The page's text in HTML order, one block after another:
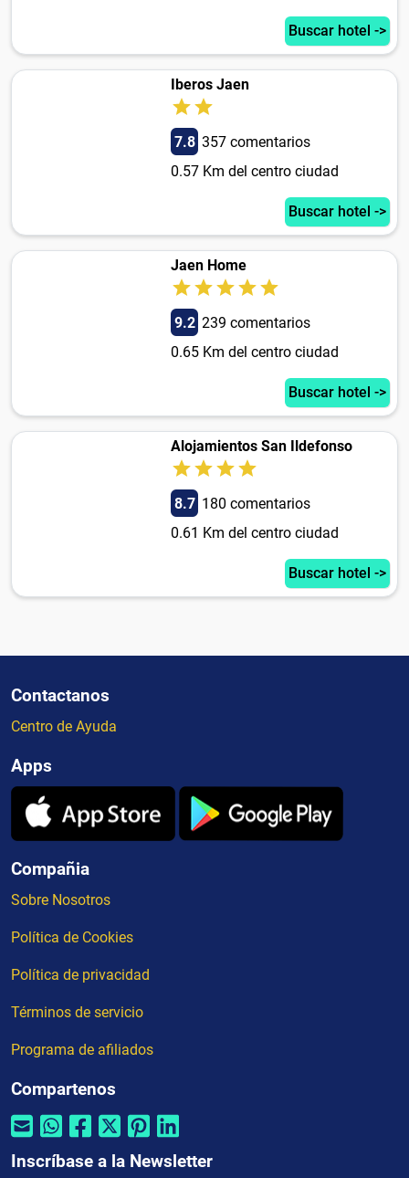
Buscar hotel ->
Iberos Jaen
7.8 357 comentarios
0.57 Km del centro ciudad
Buscar hotel ->
Jaen Home
9.2 239 comentarios
0.65 Km del centro ciudad
Buscar hotel ->
Alojamientos San Ildefonso
8.7 180 comentarios
0.61 Km del centro ciudad
Buscar hotel ->
Contactanos
Centro de Ayuda
Apps
Compañia
Sobre Nosotros
Política de Cookies
Política de privacidad
Términos de servicio
Programa de afiliados
Compartenos
Inscríbase a la Newsletter